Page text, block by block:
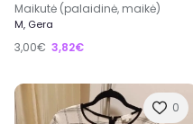
Maikutė (palaidinė, maikė)
M, Gera
3,00€ 3,82€
0